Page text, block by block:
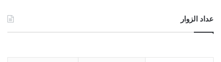
عداد الزوار